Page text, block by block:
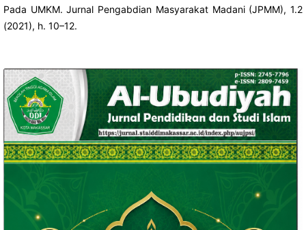
Pada UMKM. Jurnal Pengabdian Masyarakat Madani (JPMM), 1.2
(2021), h. 10–12.